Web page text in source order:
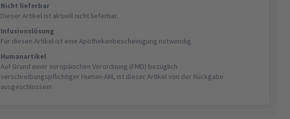
Nicht lieferbar
Dieser Artikel ist aktuell nicht lieferbar.
Infusionslösung
Für diesen Artikel ist eine Apothekenbescheinigung notwendig.
Humanartikel
Auf Grund einer europäischen Verordnung (FMD) bezüglich
verschreibungspflichtiger Human-AM, ist dieser Artikel von der Rückgabe
ausgeschlossen!